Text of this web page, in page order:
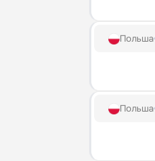
Польша
Польша